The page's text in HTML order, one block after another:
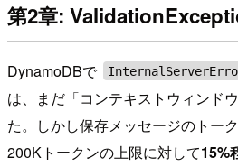
第2章:
DynamoDBで
は、まだ「コンテキストウィンド
た。しかし保存メッセージのトー
200Kトークンの上限に対して15%